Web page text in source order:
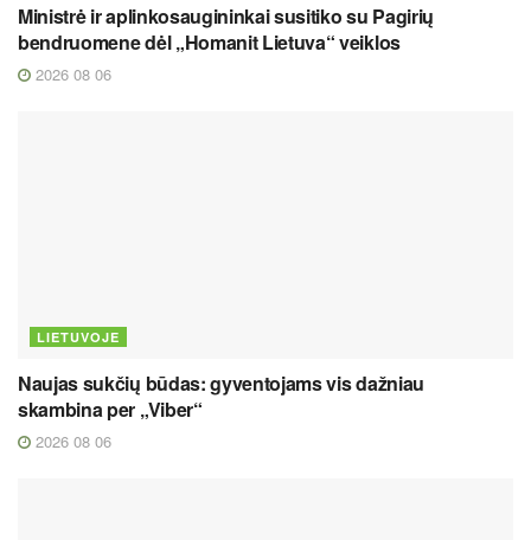
Ministrė ir aplinkosaugininkai susitiko su Pagirių
bendruomene dėl „Homanit Lietuva“ veiklos
2026 08 06
LIETUVOJE
Naujas sukčių būdas: gyventojams vis dažniau
skambina per „Viber“
2026 08 06